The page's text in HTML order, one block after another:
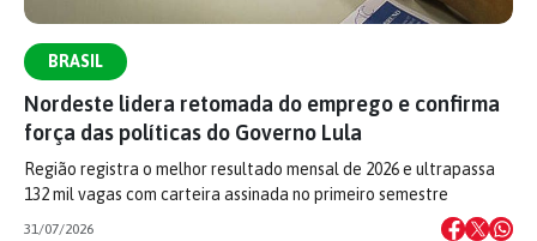
BRASIL
Nordeste lidera retomada do emprego e confirma
força das políticas do Governo Lula
Região registra o melhor resultado mensal de 2026 e ultrapassa
132 mil vagas com carteira assinada no primeiro semestre
31/07/2026